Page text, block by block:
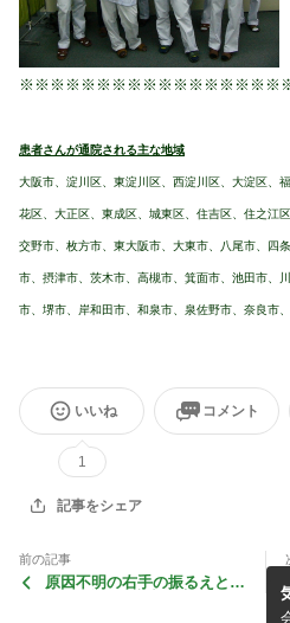
患者さんが通院される主な地域
大阪市、淀川区、東淀川区、西淀川区、大淀区、
花区、大正区、東成区、城東区、住吉区、住之江
交野市、枚方市、東大阪市、大東市、八尾市、四
市、摂津市、茨木市、高槻市、箕面市、池田市、
市、堺市、岸和田市、和泉市、泉佐野市、奈良市
いいね
1
コメント
記事をシェア
前の記事
原因不明の右手の振るえと整